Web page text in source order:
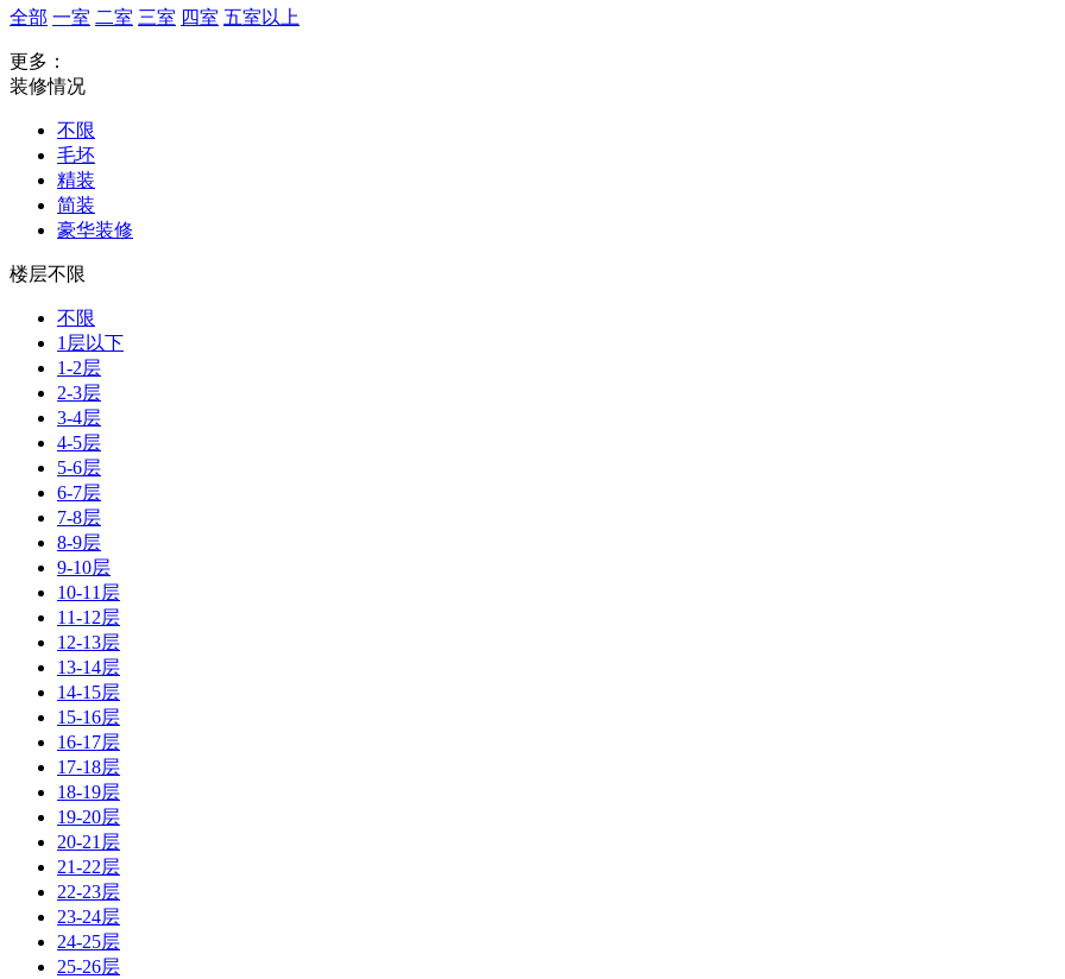
全部 一室 二室 三室 四室 五室以上
更多：
装修情况
不限
毛坯
精装
简装
豪华装修
楼层不限
不限
1层以下
1-2层
2-3层
3-4层
4-5层
5-6层
6-7层
7-8层
8-9层
9-10层
10-11层
11-12层
12-13层
13-14层
14-15层
15-16层
16-17层
17-18层
18-19层
19-20层
20-21层
21-22层
22-23层
23-24层
24-25层
25-26层